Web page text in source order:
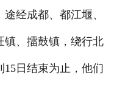
经成都、都江堰、
镇、擂鼓镇，绕行北
日结束为止，他们